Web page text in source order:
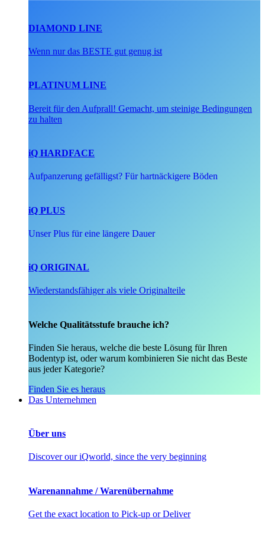
DIAMOND LINE
Wenn nur das BESTE gut genug ist
PLATINUM LINE
Bereit für den Aufprall! Gemacht, um steinige Bedingungen
zu halten
iQ HARDFACE
Aufpanzerung gefälligst? Für hartnäckigere Böden
iQ PLUS
Unser Plus für eine längere Dauer
iQ ORIGINAL
Wiederstandsfähiger als viele Originalteile
Welche Qualitätsstufe brauche ich?
Finden Sie heraus, welche die beste Lösung für Ihren
Bodentyp ist, oder warum kombinieren Sie nicht das Beste
aus jeder Kategorie?
Finden Sie es heraus
Das Unternehmen
Über uns
Discover our iQworld, since the very beginning
Warenannahme / Warenübernahme
Get the exact location to Pick-up or Deliver